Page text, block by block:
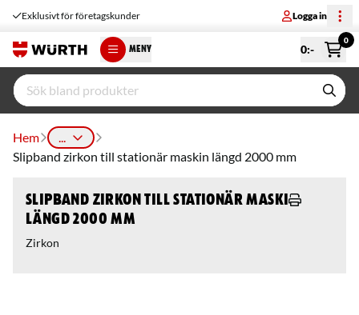
Exklusivt för företagskunder Logga in
MENY 0:-
0
Hem
...
Slipband zirkon till stationär maskin längd 2000 mm
Slipband zirkon till stationär maskin
längd 2000 mm
Zirkon